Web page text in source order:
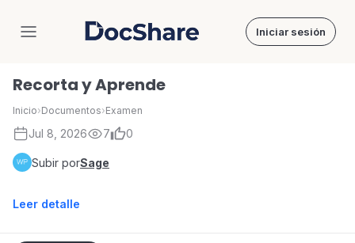
DocShare Iniciar sesión
Recorta y Aprende
Inicio›Documentos›Examen
Jul 8, 2026 7 0
Subir porSage
Leer detalle